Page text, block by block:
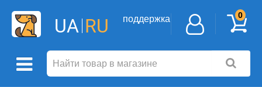
UA RU поддержка 0